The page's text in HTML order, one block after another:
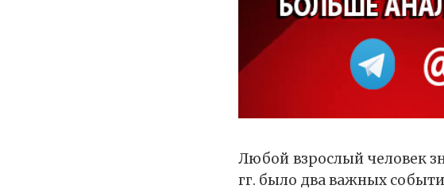
Любой взрослый человек
гг. было два важных